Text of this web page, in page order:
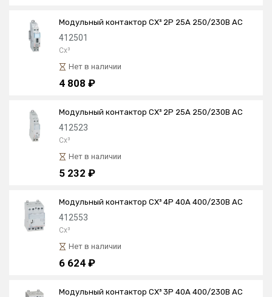
Модульный контактор CX³ 2P 25А 250/230В AC
412501
Cx³
Нет в наличии
4 808 ₽
Модульный контактор CX³ 2P 25А 250/230В AC
412523
Cx³
Нет в наличии
5 232 ₽
Модульный контактор CX³ 4P 40А 400/230В AC
412553
Cx³
Нет в наличии
6 624 ₽
Модульный контактор CX³ 3P 40А 400/230В AC